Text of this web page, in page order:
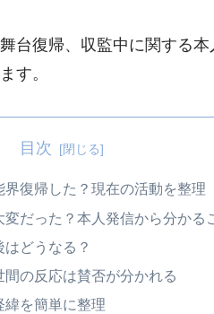
台復帰、収監中に関する
す。
目次
界復帰した？現在の活動を整理
だった？本人発信から分かる
どうなる？
間の反応は賛否が分かれる
緯を簡単に整理